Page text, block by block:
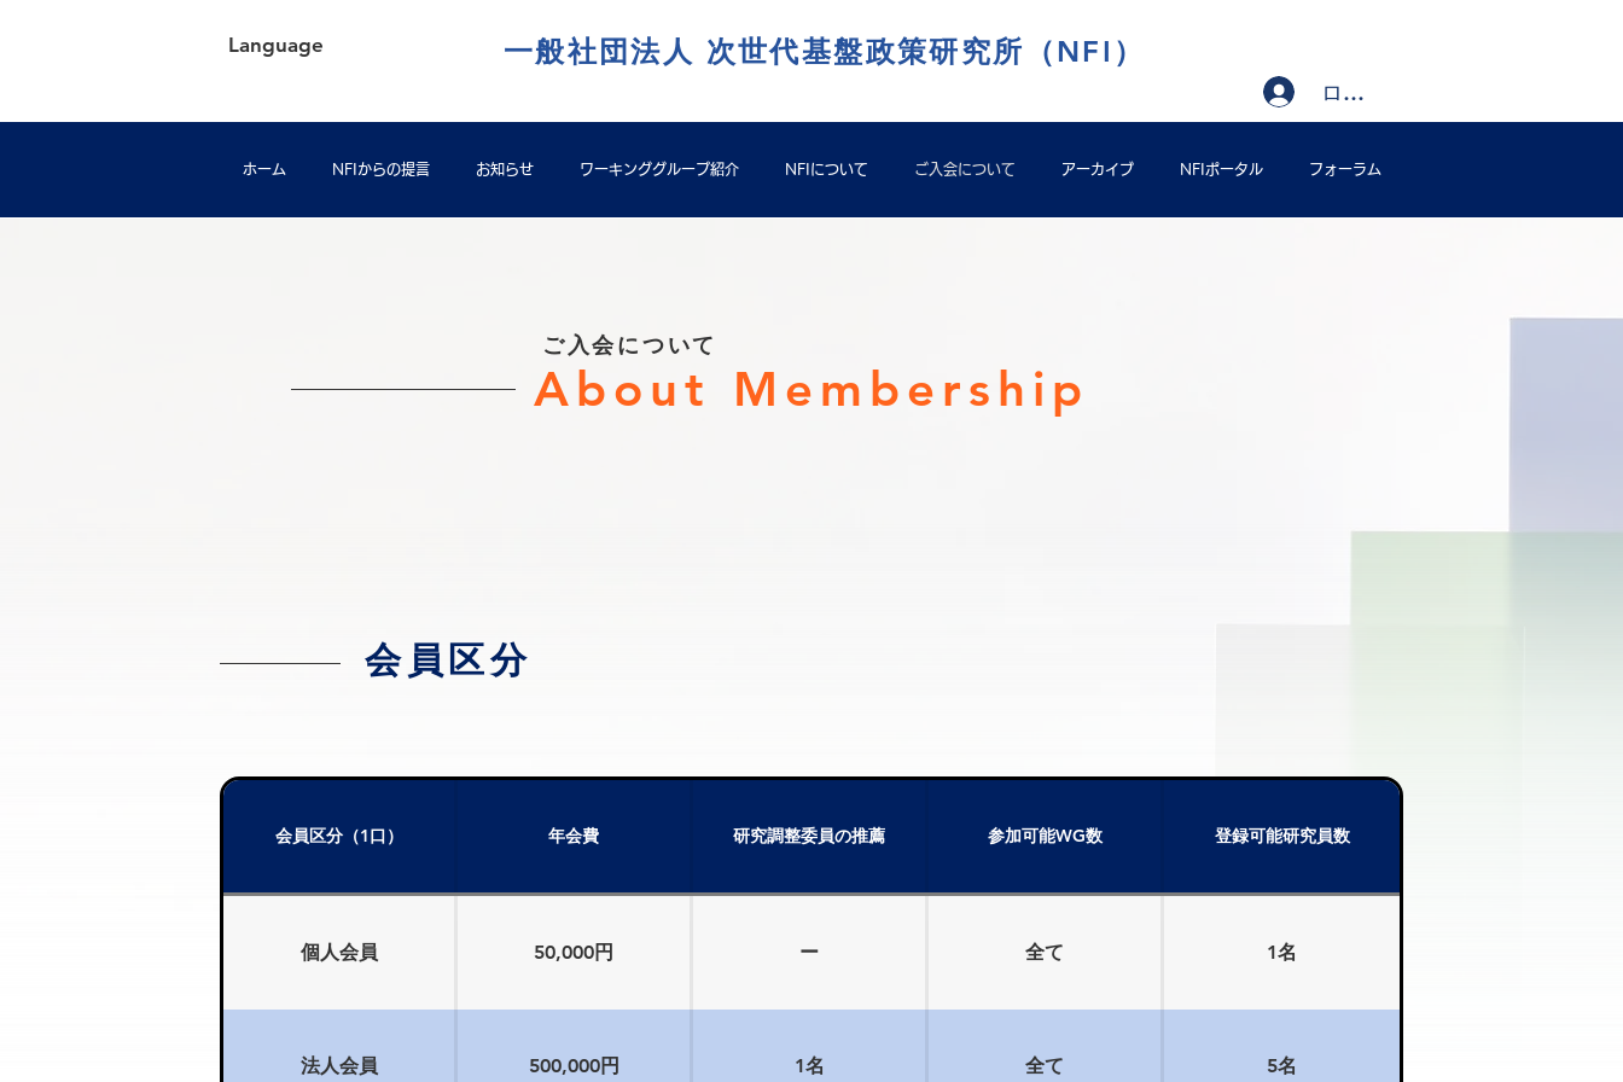
一般社団法人 次世代基盤政策研究所（NFI）
Language
ログイン
ホーム NFIからの提言 お知らせ ワーキンググループ紹介 NFIについて ご入会について アーカイブ NFIポータル フォーラム
ご入会について
About Membership
会員区分（1口） 年会費 研究調整委員の推薦 参加可能WG数 登録可能研究員数
個人会員 50,000円 ー 全て 1名
法人会員 500,000円 1名 全て 5名
会員区分